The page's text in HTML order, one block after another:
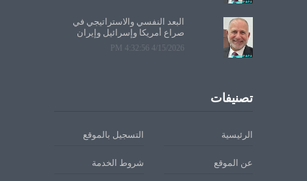
البعد النفسي والاستراتيجي في
صراع أمريكا وإسرائيل وإيران
4/15/2026 4:32:56 PM
تصنيفات
الرئيسية التسجيل بالموقع
عن الموقع شروط الخدمة